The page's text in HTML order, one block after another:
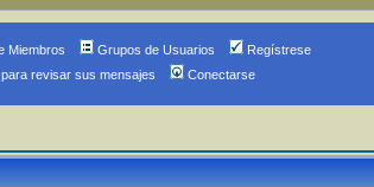
Miembros Grupos de Usuarios
Regístrese
revisar sus mensajes Conectarse